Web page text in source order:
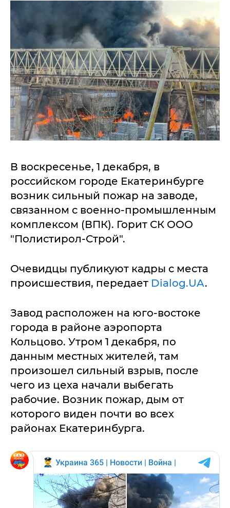
В воскресенье, 1 декабря, в
российском городе Екатеринбурге
возник сильный пожар на заводе,
связанном с военно-промышленным
комплексом (ВПК). Горит СК ООО
"Полистирол-Строй".
Очевидцы публикуют кадры с места
происшествия, передает Dialog.UA.
Завод расположен на юго-востоке
города в районе аэропорта
Кольцово. Утром 1 декабря, по
данным местных жителей, там
произошел сильный взрыв, после
чего из цеха начали выбегать
рабочие. Возник пожар, дым от
которого виден почти во всех
районах Екатеринбурга.